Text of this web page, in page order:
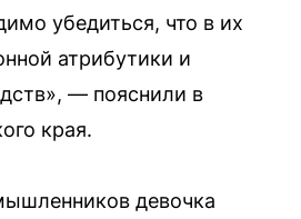
убедиться, что в их
атрибутики и
— пояснили в
края.
девочка